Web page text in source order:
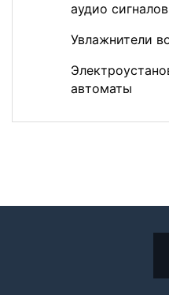
аудио
Увлажнители
автоматы